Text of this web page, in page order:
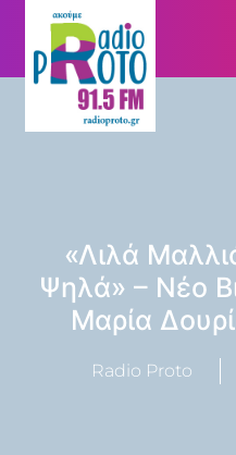
«Λιλά
Ψηλά» – Νέο
Μαρία
Radio Proto